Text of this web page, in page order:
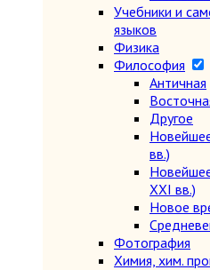
Учебники и
языков
Физика
Философия
Античная
Другое
вв.)
ХХI вв.)
Новое
Фотография
Химия, хим.